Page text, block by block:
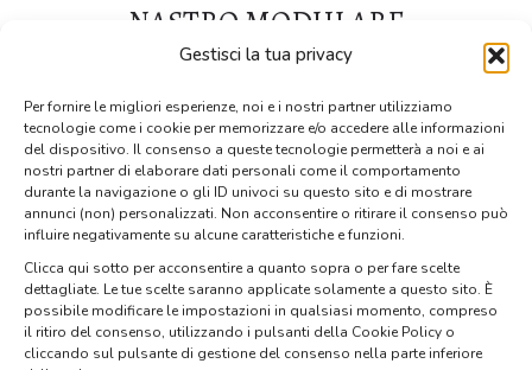
Gestisci la tua privacy
Per fornire le migliori esperienze, noi e i nostri partner utilizziamo
tecnologie come i cookie per memorizzare e/o accedere alle informazioni
del dispositivo. Il consenso a queste tecnologie permetterà a noi e ai
nostri partner di elaborare dati personali come il comportamento
durante la navigazione o gli ID univoci su questo sito e di mostrare
annunci (non) personalizzati. Non acconsentire o ritirare il consenso può
influire negativamente su alcune caratteristiche e funzioni.
Clicca qui sotto per acconsentire a quanto sopra o per fare scelte
dettagliate. Le tue scelte saranno applicate solamente a questo sito. È
possibile modificare le impostazioni in qualsiasi momento, compreso
il ritiro del consenso, utilizzando i pulsanti della Cookie Policy o
cliccando sul pulsante di gestione del consenso nella parte inferiore
NASTRO MODULARE
SPESSORE 10MM
FINITURA PIENA